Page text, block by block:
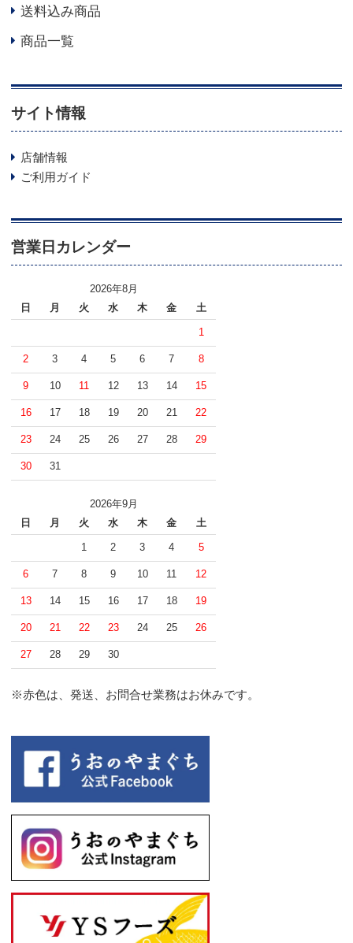
送料込み商品
商品一覧
サイト情報
店舗情報
ご利用ガイド
営業日カレンダー
2026年8月
日
月 火 水 木 金 土
1
2 3 4 5 6 7 8
9 10 11 12 13 14 15
16 17 18 19 20 21 22
23 24 25 26 27 28 29
30 31
2026年9月
日
月 火 水 木 金 土
1 2 3 4 5
6 7 8 9 10 11 12
13 14 15 16 17 18 19
20 21 22 23 24 25 26
27 28 29 30
※赤色は、発送、お問合せ業務はお休みです。